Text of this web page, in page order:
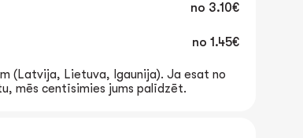
no 3.10€
no 1.45€
(Latvija, Lietuva, Igaunija). Ja esat no
mēs centīsimies jums palīdzēt.